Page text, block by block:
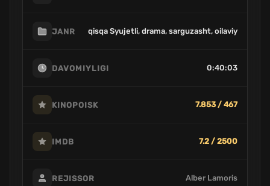
JANR qisqa Syujetli, drama, sarguzasht, oilaviy
DAVOMIYLIGI 0:40:03
KINOPOISK 7.853 / 467
IMDB 7.2 / 2500
REJISSOR Alber Lamoris